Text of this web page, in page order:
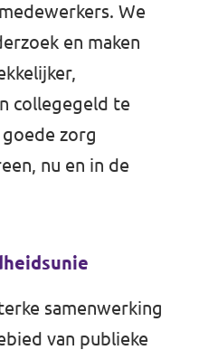
Volt
Platform Volt
We
en maken
collegegeld te
zorg
nu en in de
samenwerking
van publieke